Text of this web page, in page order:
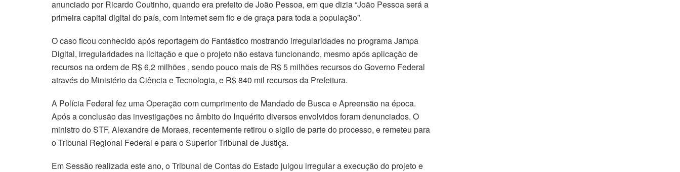
anunciado por Ricardo Coutinho, quando era prefeito de João Pessoa, em que dizia “João Pessoa será a
primeira capital digital do país, com internet sem fio e de graça para toda a população”.
O caso ficou conhecido após reportagem do Fantástico mostrando irregularidades no programa Jampa
Digital, irregularidades na licitação e que o projeto não estava funcionando, mesmo após aplicação de
recursos na ordem de R$ 6,2 milhões , sendo pouco mais de R$ 5 milhões recursos do Governo Federal
através do Ministério da Ciência e Tecnologia, e R$ 840 mil recursos da Prefeitura.
A Polícia Federal fez uma Operação com cumprimento de Mandado de Busca e Apreensão na época.
Após a conclusão das investigações no âmbito do Inquérito diversos envolvidos foram denunciados. O
ministro do STF, Alexandre de Moraes, recentemente retirou o sigilo de parte do processo, e remeteu para
o Tribunal Regional Federal e para o Superior Tribunal de Justiça.
Em Sessão realizada este ano, o Tribunal de Contas do Estado julgou irregular a execução do projeto e